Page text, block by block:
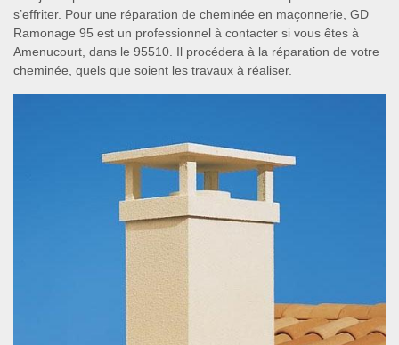
s’effriter. Pour une réparation de cheminée en maçonnerie, GD
Ramonage 95 est un professionnel à contacter si vous êtes à
Amenucourt, dans le 95510. Il procédera à la réparation de votre
cheminée, quels que soient les travaux à réaliser.